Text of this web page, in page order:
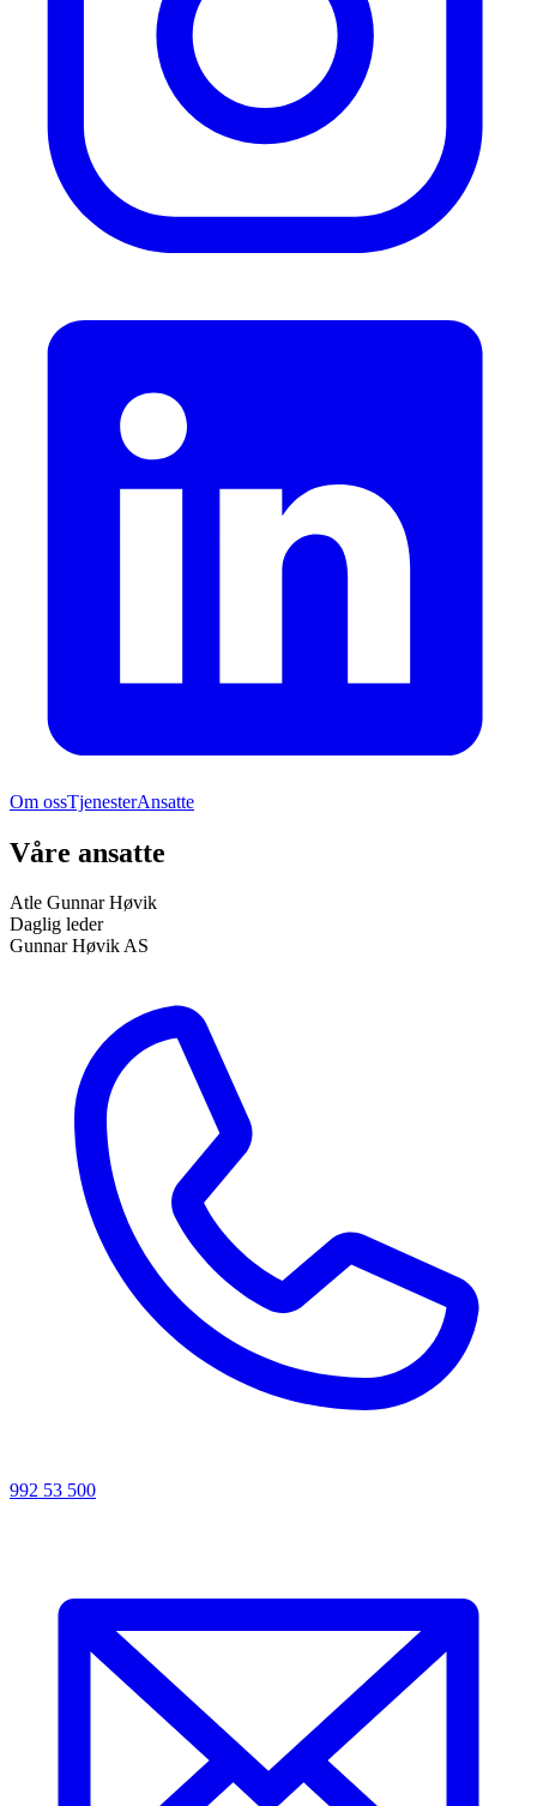
Om ossTjenesterAnsatte
Våre ansatte
Atle Gunnar Høvik
Daglig leder
Gunnar Høvik AS
992 53 500